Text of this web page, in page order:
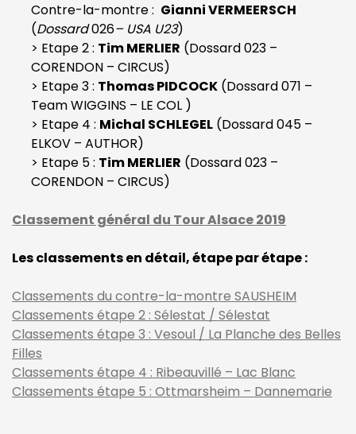
Contre-la-montre : Gianni VERMEERSCH
(Dossard026– USA U23)
> Etape 2 : Tim MERLIER (Dossard 023 –
CORENDON – CIRCUS)
> Etape 3 : Thomas PIDCOCK (Dossard 071 –
Team WIGGINS – LE COL )
> Etape 4 : Michal SCHLEGEL (Dossard 045 –
ELKOV – AUTHOR)
> Etape 5 : Tim MERLIER (Dossard 023 –
CORENDON – CIRCUS)
Classement général du Tour Alsace 2019
Les classements en détail, étape par étape :
Classements du contre-la-montre SAUSHEIM
Classements étape 2 : Sélestat / Sélestat
Classements étape 3 : Vesoul / La Planche des Belles
Filles
Classements étape 4 : Ribeauvillé – Lac Blanc
Classements étape 5 : Ottmarsheim – Dannemarie